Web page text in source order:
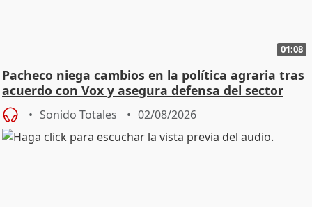
01:08
Pacheco niega cambios en la política agraria tras
acuerdo con Vox y asegura defensa del sector
Sonido Totales 02/08/2026